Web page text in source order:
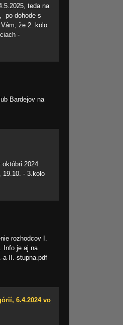
teda na
po dohode s
že 2. kolo
-
Bardejov na
2024.
19.10. - 3.kolo
rozhodcov I.
Info je aj na
a-II.-stupna.pdf
6.4.2024 vo